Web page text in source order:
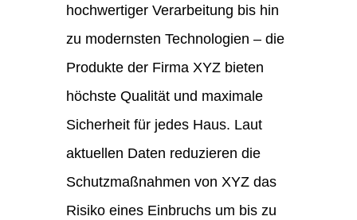
hochwertiger Verarbeitung bis hin
zu modernsten Technologien – die
Produkte der Firma XYZ bieten
höchste Qualität und maximale
Sicherheit für jedes Haus. Laut
aktuellen Daten reduzieren die
Schutzmaßnahmen von XYZ das
Risiko eines Einbruchs um bis zu